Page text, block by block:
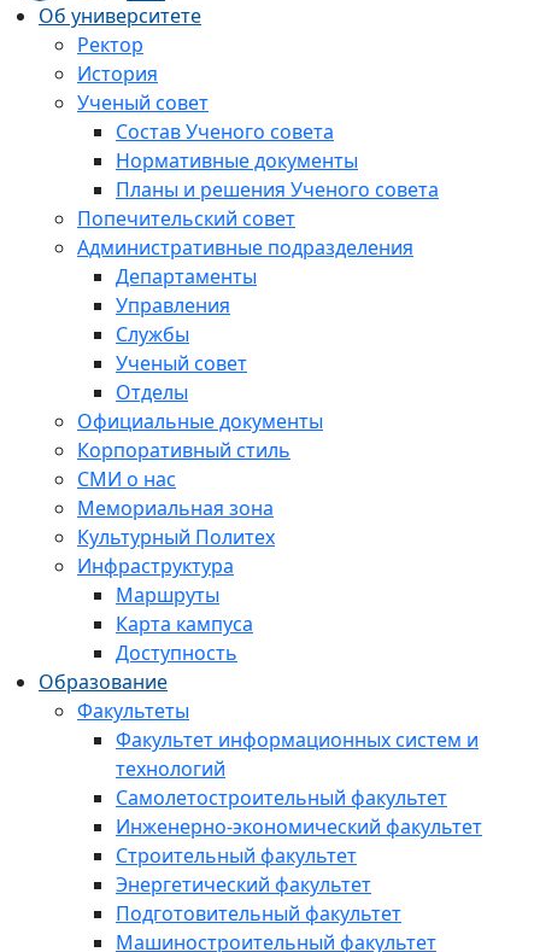
Об университете
Ректор
История
Ученый совет
Состав Ученого совета
Нормативные документы
Планы и решения Ученого совета
Попечительский совет
Административные подразделения
Департаменты
Управления
Службы
Ученый совет
Отделы
Официальные документы
Корпоративный стиль
СМИ о нас
Мемориальная зона
Культурный Политех
Инфраструктура
Маршруты
Карта кампуса
Доступность
Образование
Факультеты
Факультет информационных систем и
технологий
Самолетостроительный факультет
Инженерно-экономический факультет
Строительный факультет
Энергетический факультет
Подготовительный факультет
Машиностроительный факультет